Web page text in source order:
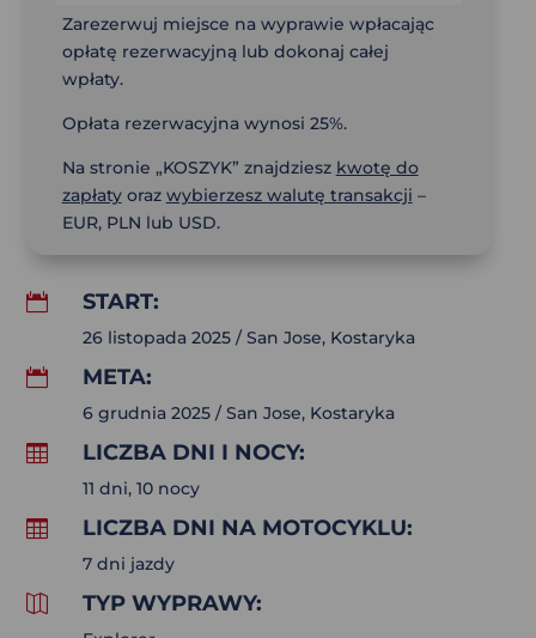
Zarezerwuj miejsce na wyprawie wpłacając
opłatę rezerwacyjną lub dokonaj całej
wpłaty.
Opłata rezerwacyjna wynosi 25%.
Na stronie „KOSZYK” znajdziesz kwotę do
zapłatyoraz wybierzesz walutę transakcji –
EUR, PLN lub USD.
 START:
26 listopada 2025 / San Jose, Kostaryka

META:
6 grudnia 2025 / San Jose, Kostaryka

LICZBA DNI I NOCY:
11 dni, 10 nocy

LICZBA DNI NA MOTOCYKLU:
7 dni jazdy

TYP WYPRAWY: